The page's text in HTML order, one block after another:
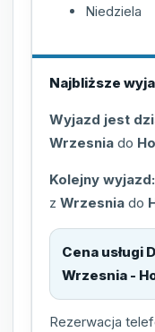
Niedziela
Najbliższe
Wyjazd jest
Wrzesnia do
Kolejny wyjazd:
z Wrzesnia do
Cena usługi
Wrzesnia -
Rezerwacja